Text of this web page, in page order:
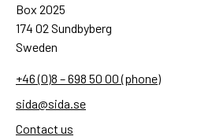
Box 2025
174 02 Sundbyberg
Sweden
+46 (0)8 – 698 50 00 (phone)
sida@sida.se
Contact us